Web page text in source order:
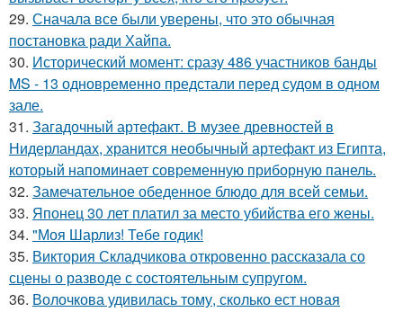
29. Сначала все были уверены, что это обычная
постановка ради Хайпа.
30. Исторический момент: сразу 486 участников банды
MS - 13 одновременно предстали перед судом в одном
зале.
31. Загадочный артефакт. В музее древностей в
Нидерландах, хранится необычный артефакт из Египта,
который напоминает современную приборную панель.
32. Замечательное обеденное блюдо для всей семьи.
33. Японец 30 лет платил за место убийства его жены.
34. "Моя Шарлиз! Тебе годик!
35. Виктория Складчикова откровенно рассказала со
сцены о разводе с состоятельным супругом.
36. Волочкова удивилась тому, сколько ест новая